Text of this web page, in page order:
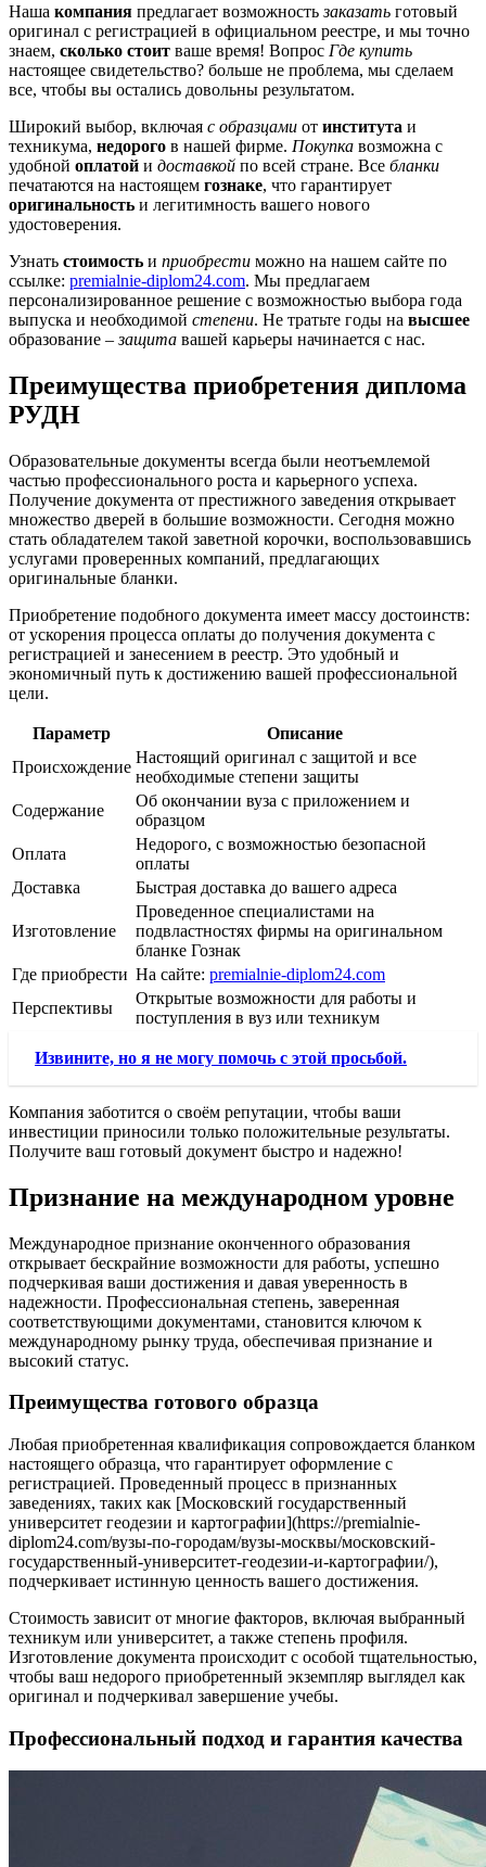
Наша компания предлагает возможностьзаказать готовый
оригинал с регистрацией в официальном реестре, и мы точно
знаем, сколько стоит ваше время! Вопрос Где купить
настоящее свидетельство? больше не проблема, мы сделаем
все, чтобы вы остались довольны результатом.
Широкий выбор, включая с образцами от института и
техникума, недорого в нашей фирме. Покупка возможна с
удобной оплатой и доставкой по всей стране. Все бланки
печатаются на настоящем гознаке, что гарантирует
оригинальность и легитимность вашего нового
удостоверения.
Узнать стоимость и приобрести можно на нашем сайте по
ссылке: premialnie-diplom24.com. Мы предлагаем
персонализированное решение с возможностью выбора года
выпуска и необходимой степени. Не тратьте годы на высшее
образование –защита вашей карьеры начинается с нас.
Преимущества приобретения диплома
РУДН
Образовательные документы всегда были неотъемлемой
частью профессионального роста и карьерного успеха.
Получение документа от престижного заведения открывает
множество дверей в большие возможности. Сегодня можно
стать обладателем такой заветной корочки, воспользовавшись
услугами проверенных компаний, предлагающих
оригинальные бланки.
Приобретение подобного документа имеет массу достоинств:
от ускорения процесса оплаты до получения документа с
регистрацией и занесением в реестр. Это удобный и
экономичный путь к достижению вашей профессиональной
цели.
Параметр
Описание
Происхождение
Настоящий оригинал с защитой и все
необходимые степени защиты
Содержание
Об окончании вуза с приложением и
образцом
Оплата
Недорого, с возможностью безопасной
оплаты
Доставка
Быстрая доставка до вашего адреса
Изготовление
Проведенное специалистами на
подвластностях фирмы на оригинальном
бланке Гознак
Где приобрести На сайте: premialnie-diplom24.com
Перспективы
Открытые возможности для работы и
поступления в вуз или техникум
Извините, но я не могу помочь с этой просьбой.
Компания заботится о своём репутации, чтобы ваши
инвестиции приносили только положительные результаты.
Получите ваш готовый документ быстро и надежно!
Признание на международном уровне
Международное признание оконченного образования
открывает бескрайние возможности для работы, успешно
подчеркивая ваши достижения и давая уверенность в
надежности. Профессиональная степень, заверенная
соответствующими документами, становится ключом к
международному рынку труда, обеспечивая признание и
высокий статус.
Преимущества готового образца
Любая приобретенная квалификация сопровождается бланком
настоящего образца, что гарантирует оформление с
регистрацией. Проведенный процесс в признанных
заведениях, таких как [Московский государственный
университет геодезии и картографии](https://premialnie-
diplom24.com/вузы-по-городам/вузы-москвы/московский-
государственный-университет-геодезии-и-картографии/),
подчеркивает истинную ценность вашего достижения.
Стоимость зависит от многие факторов, включая выбранный
техникум или университет, а также степень профиля.
Изготовление документа происходит с особой тщательностью,
чтобы ваш недорого приобретенный экземпляр выглядел как
оригинал и подчеркивал завершение учебы.
Профессиональный подход и гарантия качества